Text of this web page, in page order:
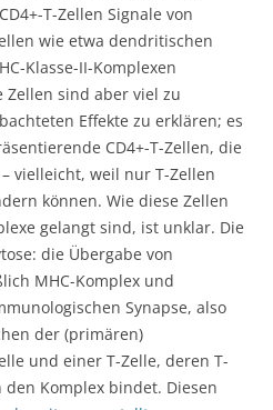
CD4+-T-Zellen Signale von
wie etwa dendritischen
Klasse-II-Komplexen
sind aber viel zu
Effekte zu erklären; es
CD4+-T-Zellen, die
vielleicht, weil nur T-Zellen
können. Wie diese Zellen
gelangt sind, ist unklar. Die
die Übergabe von
MHC-Komplex und
Synapse, also
der (primären)
und einer T-Zelle, deren T-
Komplex bindet. Diesen